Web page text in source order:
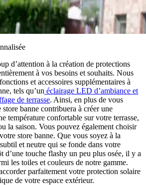
d’attention à la création de protections
à vos besoins et souhaits. Nous
et accessoires supplémentaires à
tels qu’un éclairage LED d’ambiance et
de terrasse. Ainsi, en plus de vous
banne contribuera à créer une
température confortable sur votre terrasse,
la saison. Vous pouvez également choisir
store banne. Que vous soyez à la
et neutre qui se fonde dans votre
d’une touche flashy un peu plus osée, il y a
les toiles et couleurs de notre gamme.
parfaitement votre protection solaire
de votre espace extérieur.